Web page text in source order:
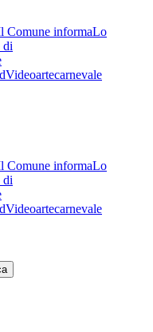
Comune informaLo
di
Videoartecarnevale
Comune informaLo
di
Videoartecarnevale